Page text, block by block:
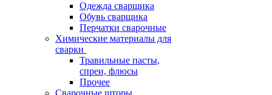
Одежда сварщика
Обувь сварщика
Перчатки сварочные
Химические материалы для
сварки
Травильные пасты,
спреи, флюсы
Прочее
Сварочные шторы